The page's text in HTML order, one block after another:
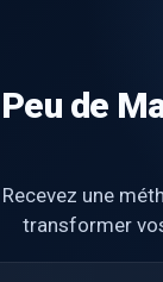
Peu de
Recevez une
transformer